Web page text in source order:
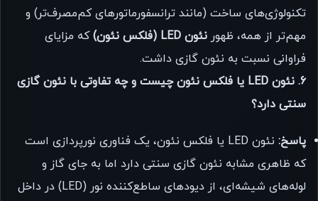
تکنولوژی‌های ساخت (مانند ترانسفورماتورهای کم‌مصرف‌تر) و
مهم‌تر از همه، ظهور نئون LED (فلکس نئون)
که مزایای
فراوانی نسبت به نئون گازی داشت.
6. نئون LED یا فلکس نئون چیست و چه تفاوتی با نئون گازی
سنتی دارد؟
پاسخ:
نئون LED یا فلکس نئون، یک فناوری نورپردازی است
که ظاهری مشابه نئون گازی سنتی دارد اما به جای گاز و
لوله‌های شیشه‌ای، از دیودهای ساطع‌کننده نور (LED) در داخل